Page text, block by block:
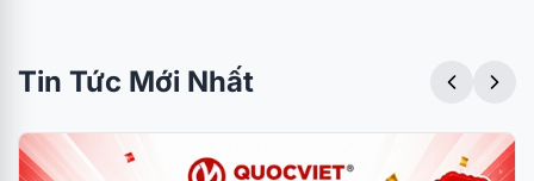
tiếp
USB 3.0
Tin Tức Mới Nhất